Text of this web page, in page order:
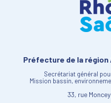
Préfecture de la
Secrétariat général
Mission bassin,
33, rue